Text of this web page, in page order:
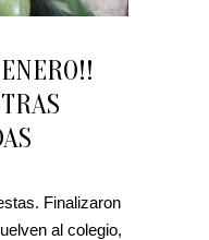
Finalizaron
al colegio,